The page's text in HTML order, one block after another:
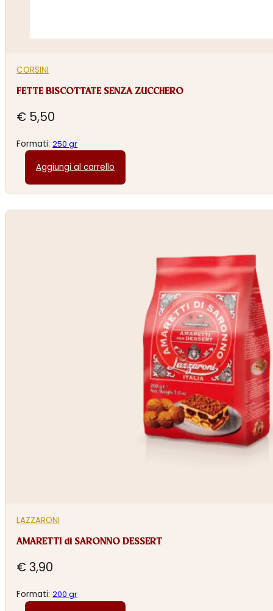
CORSINI
FETTE BISCOTTATE SENZA ZUCCHERO
€ 5,50
Formati:250 gr
Aggiungi al carrello
LAZZARONI
AMARETTI di SARONNO DESSERT
€3,90
Formati:200 gr